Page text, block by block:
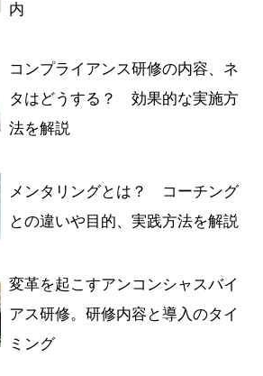
内
コンプライアンス研修の内容、ネ
タはどうする？ 効果的な実施方
法を解説
メンタリングとは？ コーチング
との違いや目的、実践方法を解説
変革を起こすアンコンシャスバイ
アス研修。研修内容と導入のタイ
ミング